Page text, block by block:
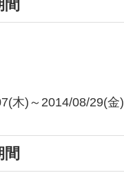
木)～2014/08/29(金)